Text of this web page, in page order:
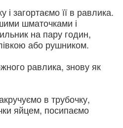
і загортаємо її в равлика.
шматочками і
на пару годин,
або рушником.
равлика, знову як
в трубочку,
яйцем, посипаємо